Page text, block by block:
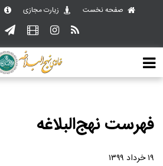
صفحه نخست زیارت مجازی
فهرست نهج‌البلاغه
۱۹ خرداد ۱۳۹۹